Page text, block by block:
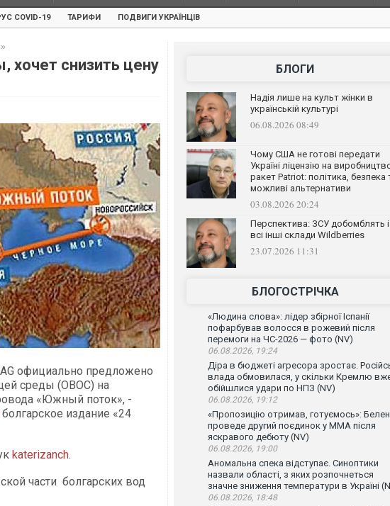
COVID-19 ТАРИФИ ПОДВИГИ УКРАЇНЦІВ
»
хочет снизить цену
официально предложено
среды (ОВОС) на
«Южный поток», -
болгарское издание «24
katerizanch.
части болгарских вод
БЛОГИ
Надія лише на культ жінки в
українській культурі
06.08.2026 08:49
Чому США не готові передати
Україні ліцензію на
ракет Patriot: політика, безпека
можливі альтернативи
03.08.2026 20:24
Перспектива: ЗСУ добомблять і
всі інші склади Wildberries
23.07.2026 11:31
БЛОГОСТРІЧКА
«Людина слова»: лідер збірної Іспанії
пофарбував волосся в рожевий після
перемоги на ЧС-2026 — фото (NV)
06.08.2026, 19:24
Діра в бюджеті агресора зростає.
влада обмовилася, у скільки Кремлю
обійшлися удари по НПЗ (NV)
06.08.2026, 19:12
«Пропозицію отримав, готуємось»:
проведе другий поєдинок у ММА після
яскравого дебюту (NV)
06.08.2026, 19:00
Аномальна спека відступає. Синоптики
назвали області, з яких розпочнеться
значне зниження температури в Україні
06.08.2026, 18:48